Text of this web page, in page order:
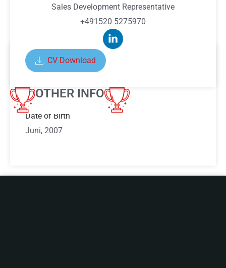
Sales Development Representative
+491520 5275970
CV Download
OTHER INFO
ABOUT BENNET KÖHN
Date of Birth
Juni, 2007